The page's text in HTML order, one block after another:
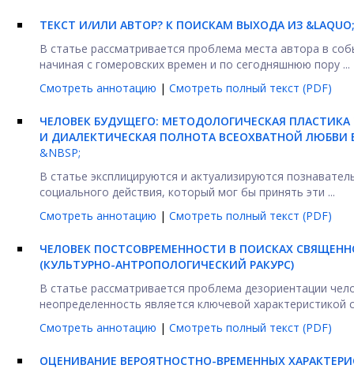
ТЕКСТ И/ИЛИ АВТОР? К ПОИСКАМ ВЫХОДА ИЗ
В статье рассматривается проблема места автора в
начиная с гомеровских времен и по сегодняшнюю пору ...
Смотреть аннотацию | Смотреть полный текст (PDF)
ЧЕЛОВЕК БУДУЩЕГО: МЕТОДОЛОГИЧЕСКАЯ ПЛАСТИКА
И ДИАЛЕКТИЧЕСКАЯ ПОЛНОТА ВСЕОХВАТНОЙ ЛЮБВИ
&NBSP;
В статье эксплицируются и актуализируются
социального действия, который мог бы принять эти ...
Смотреть аннотацию | Смотреть полный текст (PDF)
ЧЕЛОВЕК ПОСТСОВРЕМЕННОСТИ В ПОИСКАХ
(КУЛЬТУРНО-АНТРОПОЛОГИЧЕСКИЙ РАКУРС)
В статье рассматривается проблема дезориентации
неопределенность является ключевой
Смотреть аннотацию | Смотреть полный текст (PDF)
ОЦЕНИВАНИЕ ВЕРОЯТНОСТНО-ВРЕМЕННЫХ